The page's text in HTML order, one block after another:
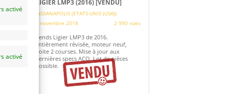
activé
activé
LIGIER LMP3 (2016)[VENDU]
INDIANAPOLIS (ETATS-UNIS (USA))
5 novembre 2018
2 990 vues
Vends Ligier LMP3 de 2016.
Entièrement révisée, moteur neuf,
boite 2 courses. Mise à jour aux
dernières specs ACO. Lot de pièces
possible.